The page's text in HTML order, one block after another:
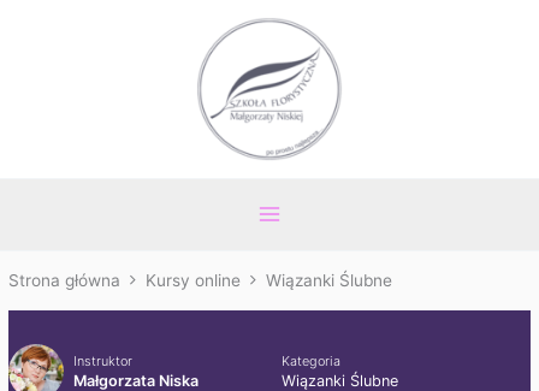
Main
Menu
Strona główna Kursy online Wiązanki Ślubne
Instruktor
Małgorzata Niska
Kategoria
Wiązanki Ślubne